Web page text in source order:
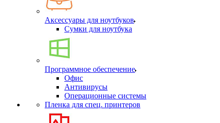
Аксессуары для ноутбуков
Сумки для ноутбука
Программное обеспечение
Офис
Антивирусы
Операционные системы
Пленка для спец. принтеров